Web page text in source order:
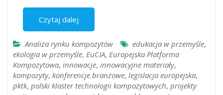
Czytaj dalej
Analiza rynku kompozytów edukacja w przemyśle,
ekologia w przemyśle, EuCIA, Europejska Platforma
Kompozytowa, innowacje, innowacyjne materiały,
kompozyty, konferencje branżowe, legislacja europejska,
pktk, polski klaster technologii kompozytowych, projekty